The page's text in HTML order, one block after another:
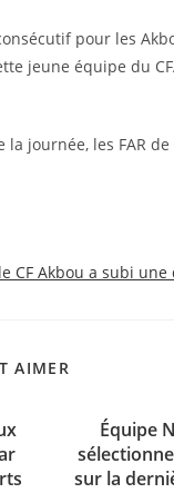
pour les
jeune équipe du
journée, les FAR
CF Akbou a subi une
AIMER
Équipe
sur la